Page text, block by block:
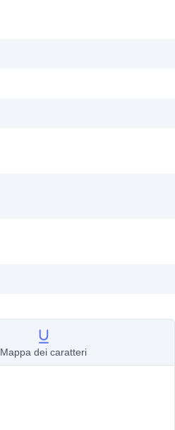
Mappa dei caratteri